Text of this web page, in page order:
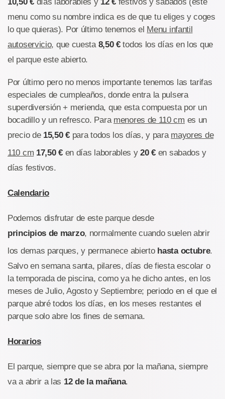
menu como su nombre indica es de que tu eliges y coges
lo que quieras). Por último tenemos el Menu infantil
autoservicio, que cuesta 8,50 €todos los días en los que
el parque este abierto.
Por último pero no menos importante tenemos las tarifas
especiales de cumpleaños, donde entra la pulsera
superdiversión + merienda, que esta compuesta por un
bocadillo y un refresco. Para menores de 110 cm es un
precio de 15,50 €para todos los días, y para mayores de
110 cm 17,50 €en días laborables y20 € en sabados y
días festivos.
Calendario
Podemos disfrutar de este parque desde
principios de marzo, normalmente cuando suelen abrir
los demas parques, y permanece abierto hasta octubre.
Salvo en semana santa, pilares, días de fiesta escolar o
la temporada de piscina, como ya he dicho antes, en los
meses de Julio, Agosto y Septiembre; periodo en el que el
parque abré todos los días, en los meses restantes el
parque solo abre los fines de semana.
Horarios
El parque, siempre que se abra por la mañana, siempre
va a abrir a las 12 de la mañana.